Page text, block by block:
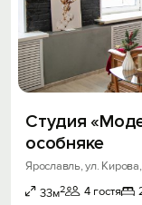
Студия
особняке
Ярославль, ул.
33м2 4 гостя